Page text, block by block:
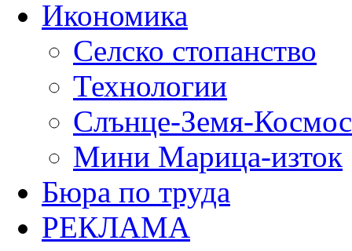
Икономика
Селско стопанство
Технологии
Слънце-Земя-Космос
Мини Марица-изток
Бюра по труда
РЕКЛАМА